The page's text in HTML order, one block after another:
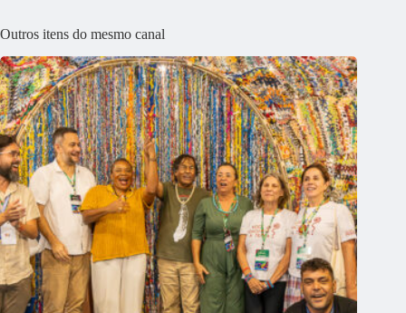
Outros itens do mesmo canal